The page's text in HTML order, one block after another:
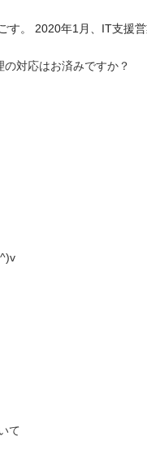
す。 2020年1月、IT支援
の対応はお済みですか？
て